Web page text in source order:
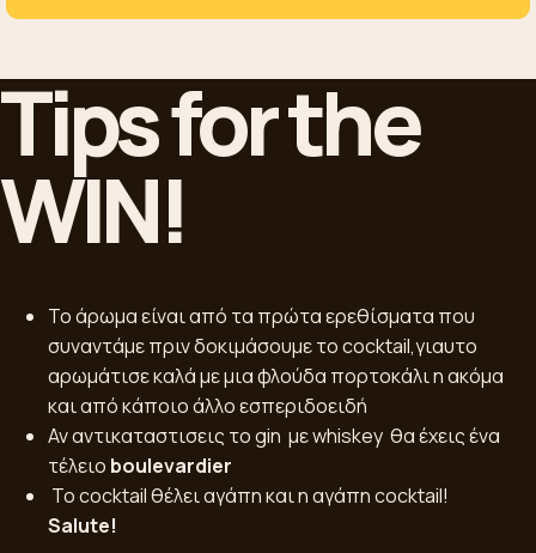
Tips for the
WIN!
Το άρωμα είναι από τα πρώτα ερεθίσματα που
συναντάμε πριν δοκιμάσουμε το cocktail,γιαυτο
αρωμάτισε καλά με μια φλούδα πορτοκάλι η ακόμα
και από κάποιο άλλο εσπεριδοειδή
Αν αντικαταστισεις το gin με whiskey θα έχεις ένα
τέλειο boulevardier
️ Το cocktail θέλει αγάπη και η αγάπη cocktail!
Salute!